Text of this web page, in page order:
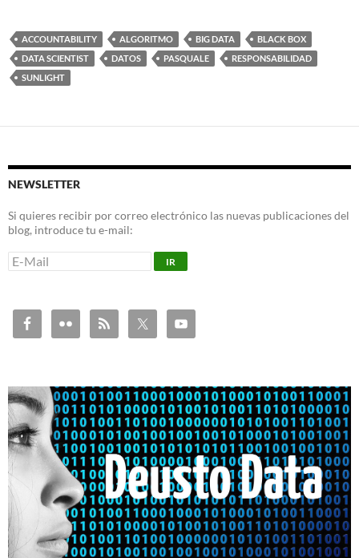
ACCOUNTABILITY ALGORITMO BIG DATA
BLACK BOX
DATA SCIENTIST
DATOS PASQUALE
RESPONSABILIDAD
SUNLIGHT
NEWSLETTER
Si quieres recibir por correo electrónico las nuevas publicaciones del
blog, introduce tu e-mail: